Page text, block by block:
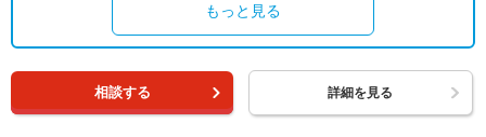
もっと見る
相談する 詳細を見る